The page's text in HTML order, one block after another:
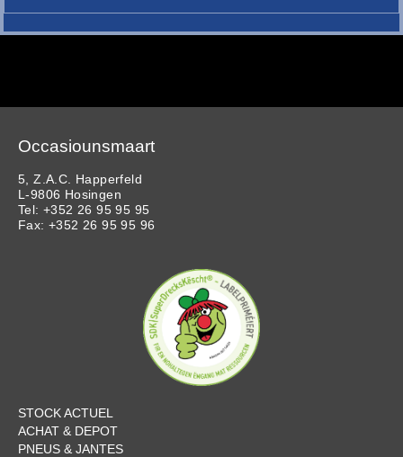
Occasiounsmaart
5, Z.A.C. Happerfeld
L-9806 Hosingen
Tel: +352 26 95 95 95
Fax: +352 26 95 95 96
STOCK ACTUEL
ACHAT & DEPOT
PNEUS & JANTES